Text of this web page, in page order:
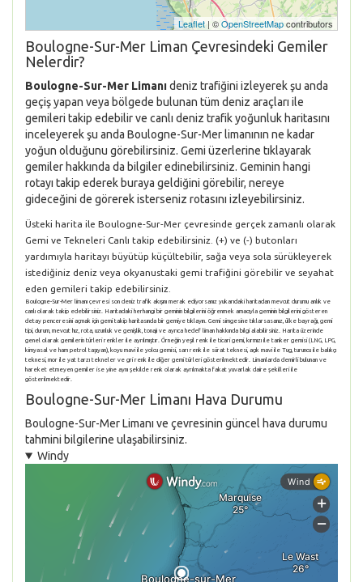
Leaflet | ©OpenStreetMapcontributors
Boulogne-Sur-Mer Liman Çevresindeki Gemiler
Nelerdir?
Boulogne-Sur-Mer Limanıdeniz trafiğini izleyerek şu anda
geçiş yapan veya bölgede bulunan tüm deniz araçları ile
gemileri takip edebilir ve canlı deniz trafik yoğunluk haritasını
inceleyerek şu anda Boulogne-Sur-Mer limanının ne kadar
yoğun olduğunu görebilirsiniz. Gemi üzerlerine tıklayarak
gemiler hakkında da bilgiler edinebilirsiniz. Geminin hangi
rotayı takip ederek buraya geldiğini görebilir, nereye
gideceğini de görerek isterseniz rotasını izleyebilirsiniz.
Üsteki harita ile Boulogne-Sur-Mer çevresinde gerçek zamanlı olarak
Gemi ve Tekneleri Canlı takip edebilirsiniz. (+) ve (-) butonları
yardımıyla haritayı büyütüp küçültebilir, sağa veya sola sürükleyerek
istediğiniz deniz veya okyanustaki gemi trafiğini görebilir ve seyahat
eden gemileri takip edebilirsiniz.
Boulogne-Sur-Mer limanı çevresi son deniz trafik akışını merak ediyorsanız yukarıdaki haritadan mevcut durumu anlık ve
canlı olarak takip edebilirsiniz. Haritadaki herhangi bir geminin bilgilerini öğrenmek amacıyla geminin bilgilerini gösteren
detay penceresini açmak için gemi takip haritasında bir gemiye tıklayın. Gemi simgesine tıklarsasanız, ülke bayrağı, gemi
tipi, durum, mevcut hız, rota, uzunluk ve genişlik, tonajı ve ayrıca hedef liman hakkında bilgi alabilirsiniz. Harita üzerinde
genel olarak gemilerin türleri renkler ile ayrılmıştır. Örneğin yeşil renk ile ticari gemi, kırmızı ile tanker gemisi (LNG, LPG,
kimyasal ve ham petrol taşıyan), koyu mavi ile yolcu gemisi, sarı renk ile sürat teknesi, açık mavi ile Tug, turuncu ile balıkçı
teknesi, mor ile yat tarzı tekneler ve gri renk ile diğer gemi türleri gösterilmektedir. Limanlarda demirli bulunan ve
hareket etmeyen gemiler ise yine aynı şekilde renk olarak ayrılmakta fakat yuvarlak daire şekilleri ile
gösterilmektedir.
Boulogne-Sur-Mer Limanı Hava Durumu
Boulogne-Sur-Mer Limanı ve çevresinin güncel hava durumu
tahmini bilgilerine ulaşabilirsiniz.
Windy